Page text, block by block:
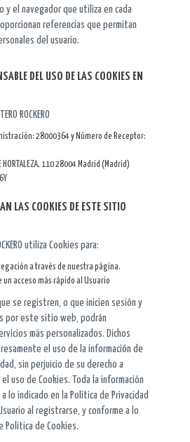
el navegador que utiliza en cada
referencias que permitan
del usuario.
DEL USO DE LAS COOKIES EN
ROCKERO
28000364 y Número de Receptor:
HORTALEZA, 110 28004 Madrid (Madrid)
LAS COOKIES DE ESTE SITIO
utiliza Cookies para:
a través de nuestra página.
un acceso más rápido al Usuario
se registren, o que inicien sesión y
por este sitio web, podrán
más personalizados. Dichos
el uso de la información de
sin perjuicio de su derecho a
uso de Cookies. Toda la información
lo indicado en la Política de Privacidad
al registrarse, y conforme a lo
Política de Cookies.